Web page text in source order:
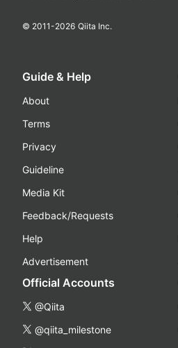
© 2011-2026 Qiita Inc.
Guide & Help
About
Terms
Privacy
Guideline
Media Kit
Feedback/Requests
Help
Advertisement
Official Accounts
@Qiita
@qiita_milestone